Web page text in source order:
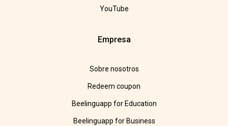
YouTube
Empresa
Sobre nosotros
Redeem coupon
Beelinguapp for Education
Beelinguapp for Business